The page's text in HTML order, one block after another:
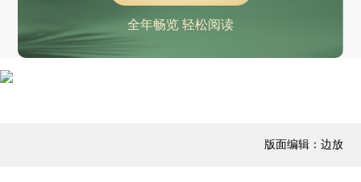
全年畅览 轻松阅读
版面编辑：边放